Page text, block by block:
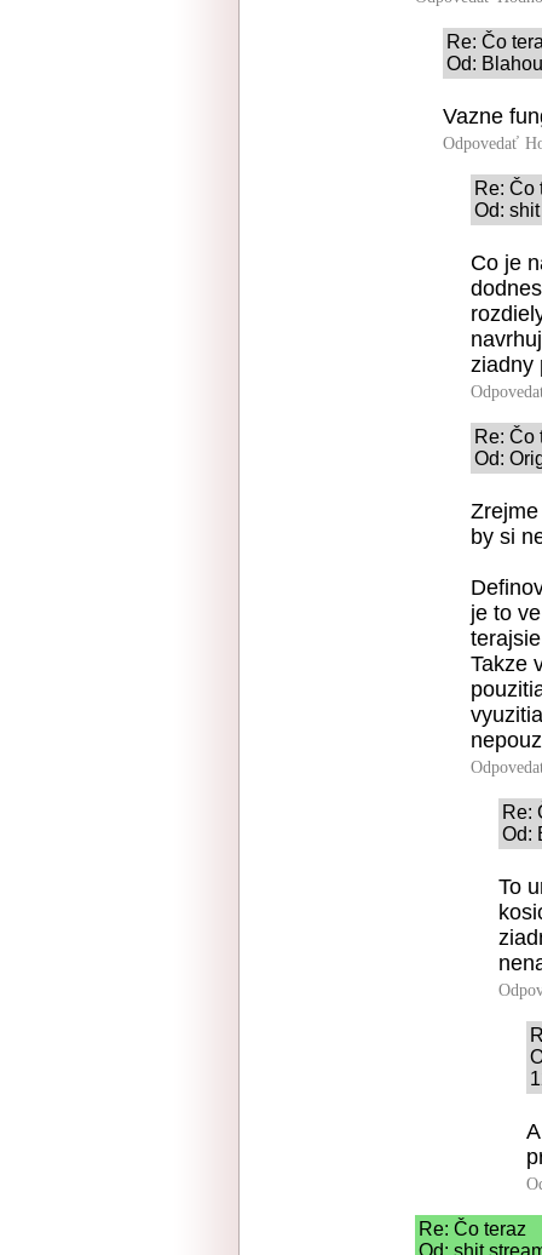
Re: Čo
Od:
Vazne
Odpovedať
Re: Čo
Od:
Co je
ziadny
Re: Čo
Od:
by si
je to
Takze
Re:
Od:
To
Re: Čo teraz
Od: shit